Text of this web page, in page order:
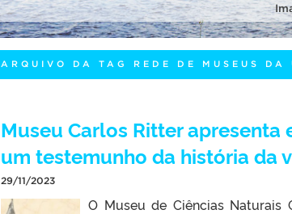
ARQUIVO DA TAG REDE DE MUSEUS DA
Museu Carlos Ritter apresenta
um testemunho da história da
29/11/2023
O Museu de Ciências Naturais